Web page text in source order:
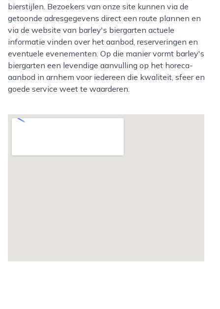
bierstijlen. Bezoekers van onze site kunnen via de
getoonde adresgegevens direct een route plannen en
via de website van barley's biergarten actuele
informatie vinden over het aanbod, reserveringen en
eventuele evenementen. Op die manier vormt barley's
biergarten een levendige aanvulling op het horeca-
aanbod in arnhem voor iedereen die kwaliteit, sfeer en
goede service weet te waarderen.